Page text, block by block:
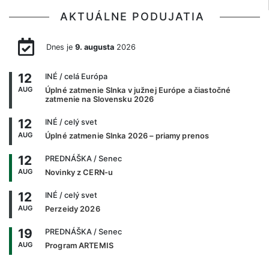
AKTUÁLNE PODUJATIA
Dnes je 9. augusta2026
12
AUG
INÉ / celá Európa
Úplné zatmenie Slnka v južnej Európe a čiastočné
zatmenie na Slovensku 2026
12
AUG
INÉ / celý svet
Úplné zatmenie Slnka 2026 – priamy prenos
12
AUG
PREDNÁŠKA / Senec
Novinky z CERN-u
12
AUG
INÉ / celý svet
Perzeidy 2026
19
AUG
PREDNÁŠKA / Senec
Program ARTEMIS